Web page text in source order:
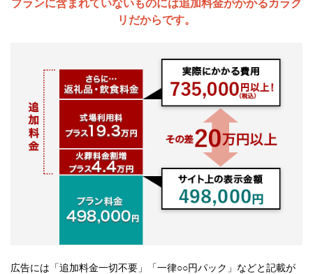
プランに含まれていないものには追加料金がかかるカラク
リだからです。
広告には「追加料金一切不要」「一律○○円パック」などと記載が